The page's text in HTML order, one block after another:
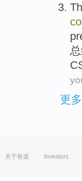
更
关于有道 Investors